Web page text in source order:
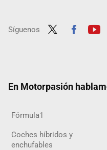
Síguenos
En Motorpasión
Fórmula1
Coches híbridos y
enchufables